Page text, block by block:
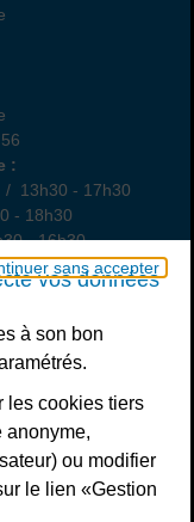
sans accepter
vos données
à son bon
les cookies tiers
anonyme,
ou modifier
le lien «Gestion
:
/ 13h30 - 17h30
- 18h30
- 16h30
sur rendez-vous
LinkedIn
Calaméo